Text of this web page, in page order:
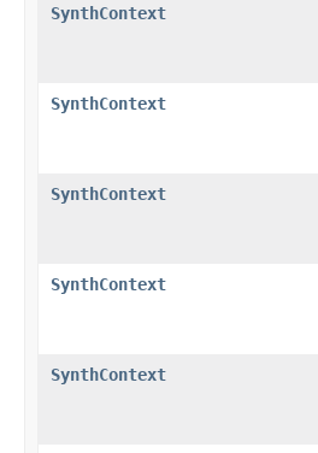
SynthContext
SynthContext
SynthContext
SynthContext
SynthContext